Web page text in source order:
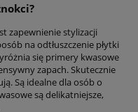
zapewnienie stylizacji
na odtłuszczenie płytki
się primery kwasowe
zapach. Skutecznie
Są idealne dla osób o
są delikatniejsze,